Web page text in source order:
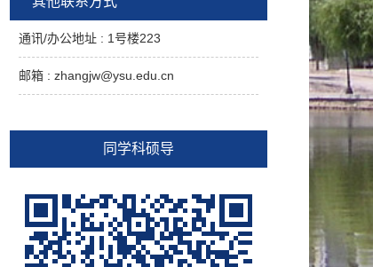
通讯/办公地址 : 1号楼223
邮箱 : zhangjw@ysu.edu.cn
同学科硕导